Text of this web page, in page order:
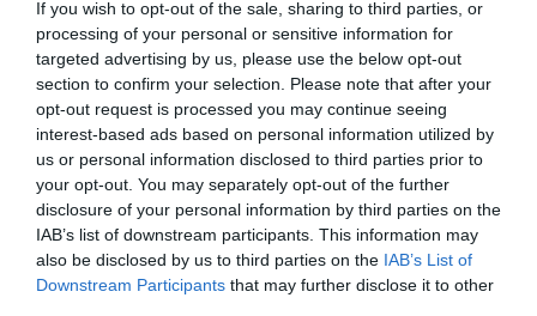
If you wish to opt-out of the sale, sharing to third parties, or
processing of your personal or sensitive information for
targeted advertising by us, please use the below opt-out
section to confirm your selection. Please note that after your
opt-out request is processed you may continue seeing
interest-based ads based on personal information utilized by
us or personal information disclosed to third parties prior to
your opt-out. You may separately opt-out of the further
disclosure of your personal information by third parties on the
IAB’s list of downstream participants. This information may
also be disclosed by us to third parties on the IAB’s List of
Downstream Participants that may further disclose it to other